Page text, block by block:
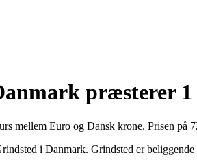
præsterer 1
mellem Euro og Dansk krone. Prisen
i Danmark. Grindsted er